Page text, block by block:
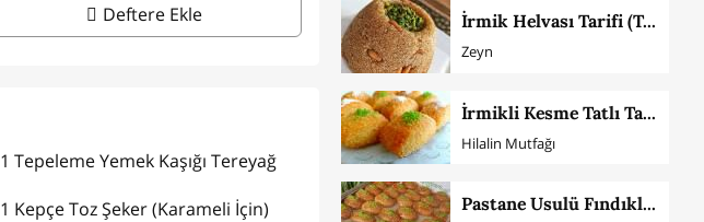
Deftere Ekle
1 Tepeleme Yemek Kaşığı Tereyağ
1 Kepçe Toz Şeker (Karameli İçin)
İrmik Helvası Tarifi (Tam Ölçü)
Zeyn
İrmikli Kesme Tatlı Tarifi
Hilalin Mutfağı
Pastane Usulü Fındıklı Şekerpare